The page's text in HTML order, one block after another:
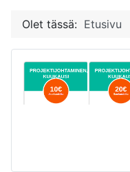
Olet tässä: Etusivu